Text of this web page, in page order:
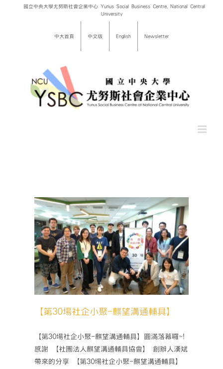
國立中央大學尤努斯社會企業中心 Yunus Social Business Centre, National Central
University
中大首頁 中文版 English Newsletter
【第30場社企小聚-麒望溝通輔具】
【第30場社企小聚-麒望溝通輔具】圓滿落幕囉~!
感謝 【社團法人麒望溝通輔具協會】 創辦人漢斌
帶來的分享 【第30場社企小聚-麒望溝通輔具】